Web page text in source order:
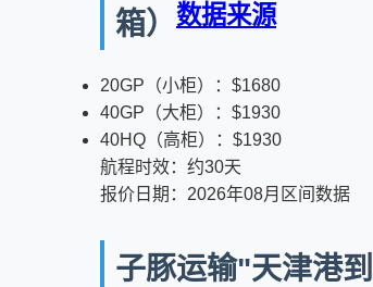
箱） 数据来源
20GP（小柜）：$1680
40GP（大柜）：$1930
40HQ（高柜）：$1930
航程时效：约30天
报价日期：2026年08月区间数据
子豚运输"天津港